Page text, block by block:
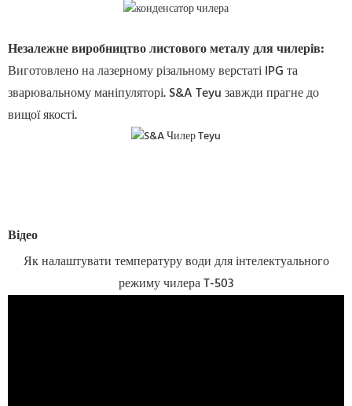
Незалежне виробництво листового металу для чилерів:
Виготовлено на лазерному різальному верстаті IPG та
зварювальному маніпуляторі. S&A Teyu завжди прагне до
вищої якості.
Відео
Як налаштувати температуру води для інтелектуального
режиму чилера T-503